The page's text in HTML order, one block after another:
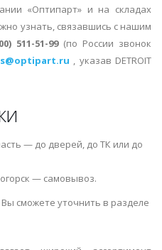
«Оптипарт» и на складах
узнать, связавшись с нашим
511-51-99(по России звонок
, указав DETROIT
— до дверей, до ТК или до
— самовывоз.
сможете уточнить в разделе